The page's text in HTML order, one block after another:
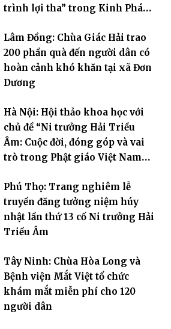
trình lợi tha” trong Kinh Pháp
Lâm Đồng: Chùa Giác Hải trao
200 phần quà đến người dân có
hoàn cảnh khó khăn tại xã Đơn
Dương
Hà Nội: Hội thảo khoa học với
chủ đề “Ni trưởng Hải Triều
Âm: Cuộc đời, đóng góp và vai
trò trong Phật giáo Việt Nam
Phú Thọ: Trang nghiêm lễ
truyền đăng tưởng niệm húy
nhật lần thứ 13 cố Ni trưởng Hải
Triều Âm
Tây Ninh: Chùa Hòa Long và
Bệnh viện Mắt Việt tổ chức
khám mắt miễn phí cho 120
người dân